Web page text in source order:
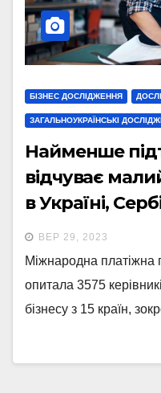
БІЗНЕС ДОСЛІДЖЕННЯ
ЗАГАЛЬНОУКРАЇНСЬКІ
Найменше
відчуває
в Україні,
звіт Payoneer
ВЕР 29, 2023
Міжнародна
опитала 3575
бізнесу з 15 країн,